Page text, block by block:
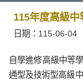
115年度高級
日期：115-06-04
自學進修高級中等
通型及技術型高級